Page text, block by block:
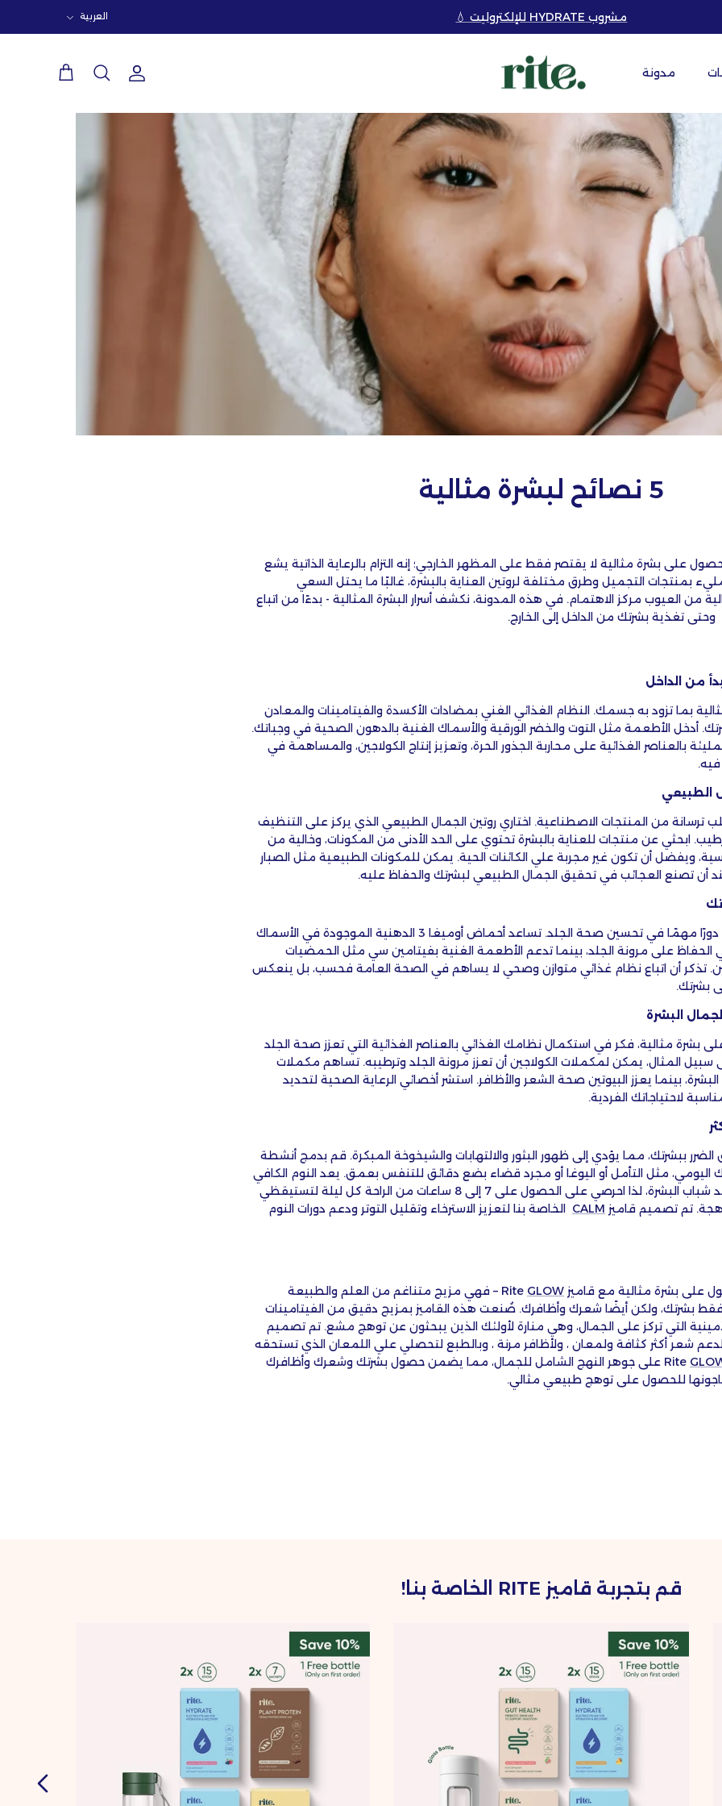
مشروب HYDRATE للإلكتروليت 💧 العربية
مدونة حساببحث
عربة
5 نصائح لبشرة مثالية
على بشرة مثالية لا يقتصر فقط على المظهر الخارجي؛ إنه التزام بالرعاية الذاتية يشع
بمنتجات التجميل وطرق مختلفة لروتين العناية بالبشرة، غالبًا ما يحتل السعي
من العيوب مركز الاهتمام. في هذه المدونة، نكشف أسرار البشرة المثالية - بدءًا من اتباع
تغذية بشرتك من الداخل إلى الخارج.
من الداخل
بما تزود به جسمك. النظام الغذائي الغني بمضادات الأكسدة والفيتامينات والمعادن
أدخل الأطعمة مثل التوت والخضر الورقية والأسماك الغنية بالدهون الصحية في وجباتك.
بالعناصر الغذائية على محاربة الجذور الحرة، وتعزيز إنتاج الكولاجين، والمساهمة في
الطبيعي
ترسانة من المنتجات الاصطناعية. اختاري روتين الجمال الطبيعي الذي يركز على التنظيف
ابحثي عن منتجات للعناية بالبشرة تحتوي على الحد الأدنى من المكونات، وخالية من
ويفضل أن تكون غير مجربة علي الكائنات الحية. يمكن للمكونات الطبيعية مثل الصبار
أن تصنع العجائب في تحقيق الجمال الطبيعي لبشرتك والحفاظ عليه.
تلعب بعض الأطعمة دورًا مهمًا في تحسين صحة الجلد. تساعد أحماض أوميغا 3 الدهنية الموجودة في الأسماك
الحفاظ على مرونة الجلد، بينما تدعم الأطعمة الغنية بفيتامين سي مثل الحمضيات
تذكر أن اتباع نظام غذائي متوازن وصحي لا يساهم في الصحة العامة فحسب، بل ينعكس
بشرتك.
جمال البشرة
مثالية، فكر في استكمال نظامك الغذائي بالعناصر الغذائية التي تعزز صحة الجلد
سبيل المثال، يمكن لمكملات الكولاجين أن تعزز مرونة الجلد وترطيبه. تساهم مكملات
بينما يعزز البيوتين صحة الشعر والأظافر. استشر أخصائي الرعاية الصحية لتحديد
لاحتياجاتك الفردية.
ببشرتك، مما يؤدي إلى ظهور البثور والالتهابات والشيخوخة المبكرة. قم بدمج أنشطة
اليومي، مثل التأمل أو اليوغا أو مجرد قضاء بضع دقائق للتنفس بعمق. يعد النوم الكافي
أمرًا ضروريًا أيضًا لتجديد شباب البشرة، لذا احرصي على الحصول على 7 إلى 8 ساعات من الراحة كل ليلة لتستيقظي
تم تصميم قاميز CALM الخاصة بنا لتعزيز الاسترخاء وتقليل التوتر ودعم دورات النوم
على بشرة مثالية مع قاميز Rite GLOW
– فهي مزيج متناغم من العلم والطبيعة
بشرتك، ولكن أيضًا شعرك وأظافرك. صُنعت هذه القاميز بمزيج دقيق من الفيتامينات
التي تركز على الجمال، وهي منارة لأولئك الذين يبحثون عن توهج مشع. تم تصميم
لدعم شعر أكثر كثافة ولمعان ، ولأظافر مرنة ، وبالطبع لتحصلي علي اللمعان الذي تستحقه
Rite على جوهر النهج الشامل للجمال، مما يضمن حصول بشرتك وشعرك وأظافرك
للحصول على توهج طبيعي مثالي.
قم بتجربة قاميز RITE الخاصة بنا!